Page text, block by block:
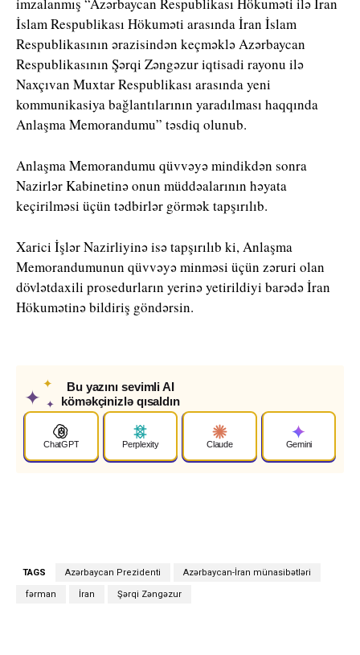
İslam Respublikası Hökuməti arasında İran İslam
Respublikasının ərazisindən keçməklə Azərbaycan
Respublikasının Şərqi Zəngəzur iqtisadi rayonu ilə
Naxçıvan Muxtar Respublikası arasında yeni
kommunikasiya bağlantılarının yaradılması haqqında
Anlaşma Memorandumu” təsdiq olunub.
Anlaşma Memorandumu qüvvəyə mindikdən sonra
Nazirlər Kabinetinə onun müddəalarının həyata
keçirilməsi üçün tədbirlər görmək tapşırılıb.
Xarici İşlər Nazirliyinə isə tapşırılıb ki, Anlaşma
Memorandumunun qüvvəyə minməsi üçün zəruri olan
dövlətdaxili prosedurların yerinə yetirildiyi barədə İran
Hökumətinə bildiriş göndərsin.
✦
✦
✦
Bu yazını sevimli AI
köməkçinizlə qısaldın
ChatGPT Perplexity Claude Gemini
TAGS Azərbaycan Prezidenti Azərbaycan-İran münasibətləri
fərman İran Şərqi Zəngəzur